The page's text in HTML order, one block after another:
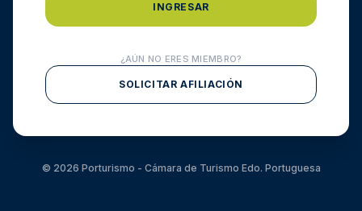
INGRESAR
¿AÚN NO ERES MIEMBRO?
SOLICITAR AFILIACIÓN
© 2026 Porturismo - Cámara de Turismo Edo. Portuguesa